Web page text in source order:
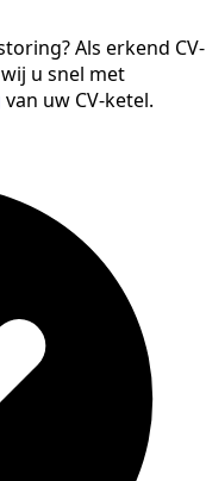
Als erkend CV-
u snel met
van uw CV-ketel.